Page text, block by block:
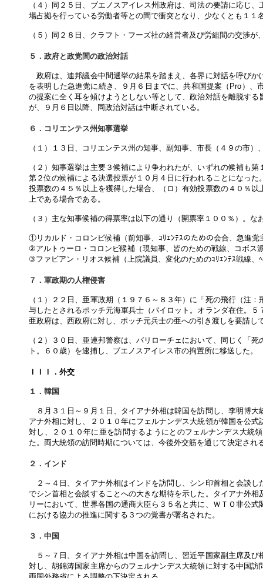
（４）同２５日、ブエノスアイレス州政府は、司法の要請に応じ
場占拠を行っている労働者等との間で衝突となり、少なくとも１１
（５）同２８日、クラフト・フーズ社の経営者及び労組間の交渉
５．政府と政党間の政治対話
政府は、連邦議会中間選挙の結果を踏まえ、各界に対話を呼び
を表明した急進党に続き、９月６日までに、共和国提案（Pro）
の提案に全く耳を傾けようとしない等として、政治対話を離脱す
が、９月６日以降、同政治対話は中断されている。
６．コリエンテス州知事選挙
（１）１３日、コリエンテス州の知事、副知事、市長（４９の市
（２）知事選挙は主要３候補により争われたが、いずれの候補も
第２位の候補による決選投票が１０月４日に行われることになっ
投票数の４５％以上を獲得した場合、（ロ）有効投票数の４０％
上である場合である。
（３）主な知事候補の得票率は以下の通り（開票率１００％）。
①リカルド・コロンビ候補（前知事、ｺﾘｴﾝﾃｽのための会合、急
②アルトゥーロ・コロンビ候補（現知事、皆のための戦線、
③ファビアン・リオス候補（上院議員、変化のためのｺﾘｴﾝﾃｽ戦線、
７．軍政期の人権侵害
（１）２２日、亜軍政期（１９７６～８３年）に「死の飛行（注
与したとされるポッチ元海軍兵士（パイロット。オランダ在住。
亜政府は、西政府に対し、ポッチ元兵士の亜への引き渡しを要請し
（２）３０日、亜連邦警察は、バリローチェにおいて、同じく「
ト。６０歳）を逮捕し、ブエノスアイレス市の拘置所に移送した。
ＩＩＩ．外交
１．韓国
８月３１日～９月１日、タイアナ外相は韓国を訪問し、李明博
アナ外相に対し、２０１０年にフェルナンデス大統領が韓国を公
対し、２０１０年に亜を訪問するようにとのフェルナンデス大統
た。両大統領の訪問時期については、今後外交筋を通じて決定され
２．インド
２～４日、タイアナ外相はインドを訪問し、シン印首相と会談
でシン首相と会談することへの大きな期待を示した。タイアナ外
リーにおいて、世界各国の通商大臣ら３５名と共に、ＷＴＯ非公
における協力の推進に関する３つの覚書が署名された。
３．中国
５～７日、タイアナ外相は中国を訪問し、習近平国家副主席及
対し、胡錦涛国家主席からのフェルナンデス大統領に対する中国